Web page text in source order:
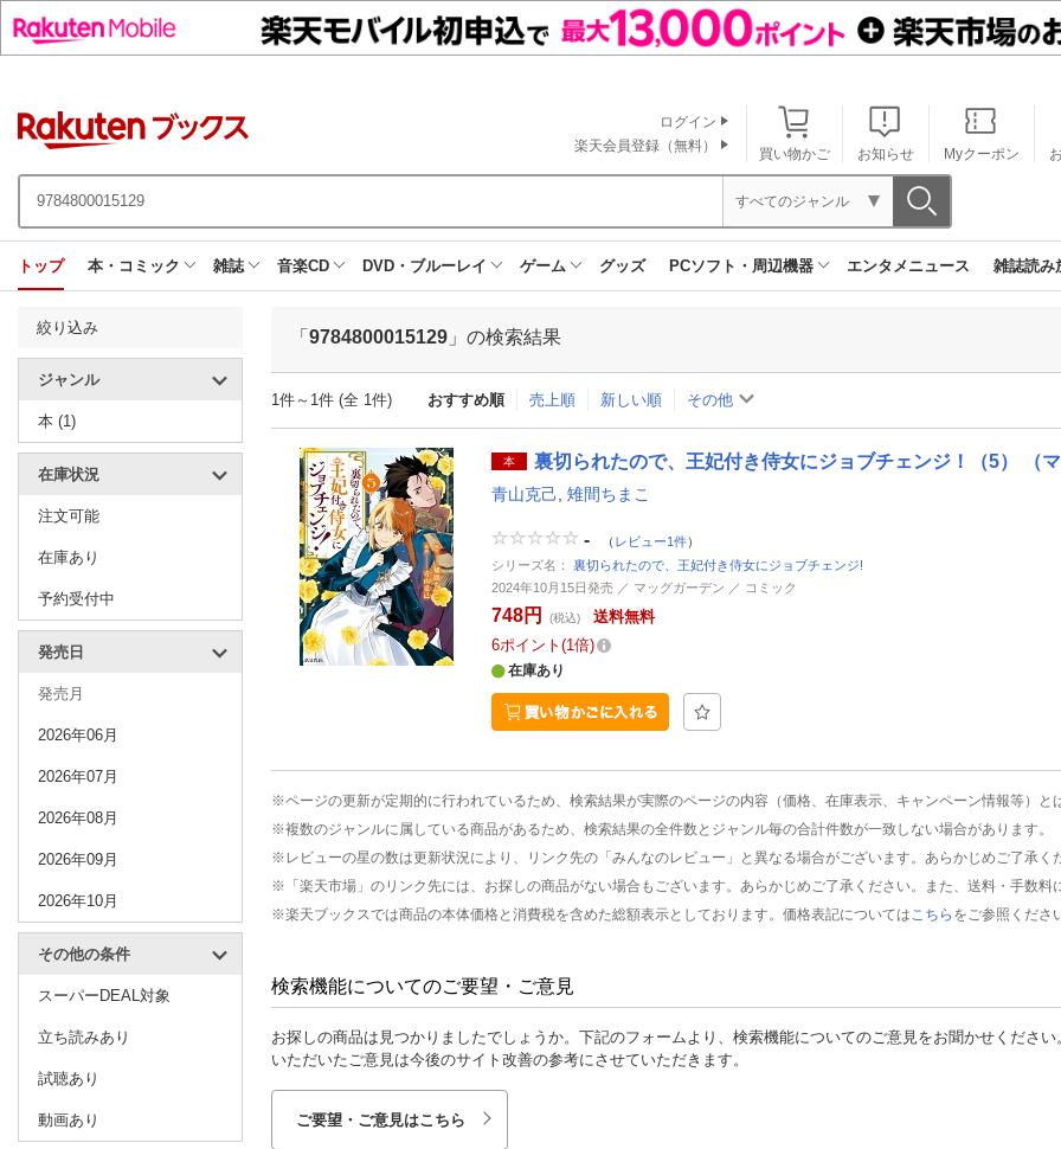
買い物かご お知らせ Myクーポン
ログイン
楽天会員登録（無料）
すべてのジャンル
トップ 本・コミック 雑誌 音楽CD DVD・ブルーレイ ゲーム グッズ PCソフト・周辺機器 エンタメニュース 雑誌読み
絞り込み
ジャンル
本 (1)
在庫状況
注文可能
在庫あり
予約受付中
発売日
発売月
2026年06月
2026年07月
2026年08月
2026年09月
2026年10月
その他の条件
スーパーDEAL対象
立ち読みあり
試聴あり
動画あり
「 9784800015129 」の検索結果
1件～1件 (全 1件) おすすめ順 売上順 新しい順 その他
本 裏切られたので、王妃付き侍女にジョブチェンジ！（5） （
青山克己 雉間ちまこ
- （ レビュー1件）
シリーズ名： 裏切られたので、王妃付き侍女にジョブチェンジ!
2024年10月15日発売 ／ マッグガーデン ／ コミック
748円 (税込)
送料無料
6ポイント 1倍
在庫あり
※ページの更新が定期的に行われているため、検索結果が実際のページの内容（価格、在庫表示、キャンペーン情報等）と
※複数のジャンルに属している商品があるため、検索結果の全件数とジャンル毎の合計件数が一致しない場合があります。
※レビューの星の数は更新状況により、リンク先の「みんなのレビュー」と異なる場合がございます。あらかじめご了承く
※「楽天市場」のリンク先には、お探しの商品がない場合もございます。あらかじめご了承ください。また、送料・手数料
※楽天ブックスでは商品の本体価格と消費税を含めた総額表示としております。価格表記については こちら をご参照くださ
検索機能についてのご要望・ご意見
お探しの商品は見つかりましたでしょうか。下記のフォームより、検索機能についてのご意見をお聞かせください
いただいたご意見は今後のサイト改善の参考にさせていただきます。
ご要望・ご意見はこちら